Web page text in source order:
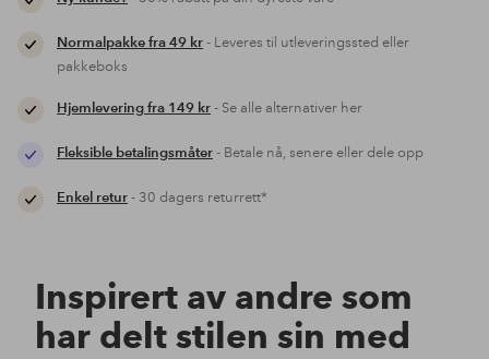
Normalpakke fra 49 kr- Leveres til utleveringssted eller
pakkeboks
Hjemlevering fra 149 kr- Se alle alternativer her
Fleksible betalingsmåter- Betale nå, senere eller dele opp
Enkel retur- 30 dagers returrett*
Inspirert av andre som
har delt stilen sin med